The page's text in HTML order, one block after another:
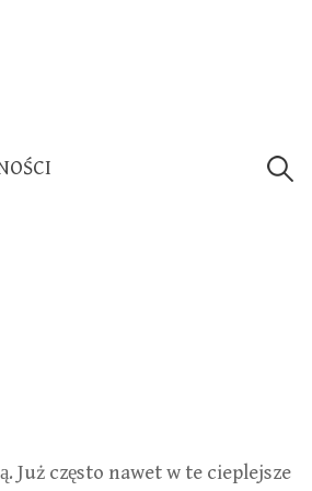
Szukaj:
często nawet w te cieplejsze